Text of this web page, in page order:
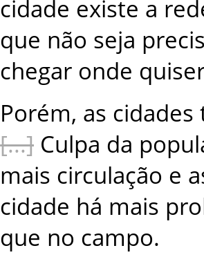
cidade existe a
que não seja
chegar onde
Porém, as cidades
Culpa da
mais circulação e
cidade há mais
que no campo.